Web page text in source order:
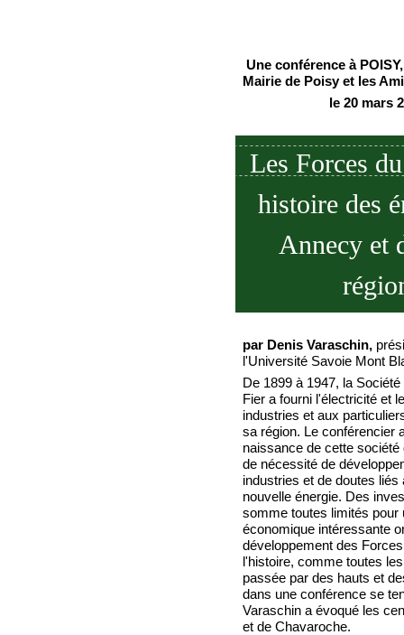
Une conférence à
Mairie de Poisy et les
le 20 mars
Les Forces
histoire des
Annecy et
par Denis Varaschin,
l'Université Savoie Mont
De 1899 à 1947, la
Fier a fourni l'électricité et
industries et aux
sa région. Le conférencier
naissance de cette
de nécessité de
industries et de doutes liés
nouvelle énergie. Des
somme toutes limités pour
économique intéressante
développement des
l'histoire, comme toutes
passée par des hauts et
dans une conférence se
Varaschin a évoqué les
et de Chavaroche.